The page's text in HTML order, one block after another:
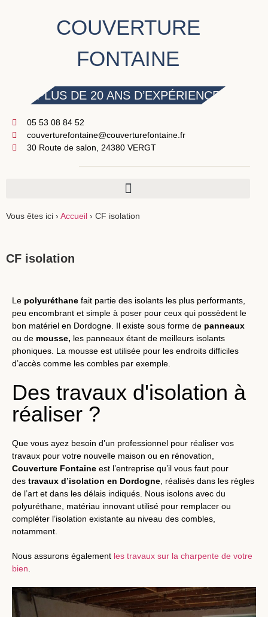
COUVERTURE
FONTAINE
PLUS DE 20 ANS D’EXPÉRIENCE
05 53 08 84 52
couverturefontaine@couverturefontaine.fr
30 Route de salon, 24380 VERGT
Vous êtes ici › Accueil › CF isolation
CF isolation
Le polyuréthane fait partie des isolants les plus performants,
peu encombrant et simple à poser pour ceux qui possèdent le
bon matériel en Dordogne. Il existe sous forme de panneaux
ou de mousse, les panneaux étant de meilleurs isolants
phoniques. La mousse est utilisée pour les endroits difficiles
d’accès comme les combles par exemple.
Des travaux d'isolation à
réaliser ?
Que vous ayez besoin d’un professionnel pour réaliser vos
travaux pour votre nouvelle maison ou en rénovation,
Couverture Fontaine est l’entreprise qu’il vous faut pour
des travaux d’isolation en Dordogne , réalisés dans les règles
de l’art et dans les délais indiqués. Nous isolons avec du
polyuréthane, matériau innovant utilisé pour remplacer ou
compléter l’isolation existante au niveau des combles,
notamment.
Nous assurons également les travaux sur la charpente de votre
bien